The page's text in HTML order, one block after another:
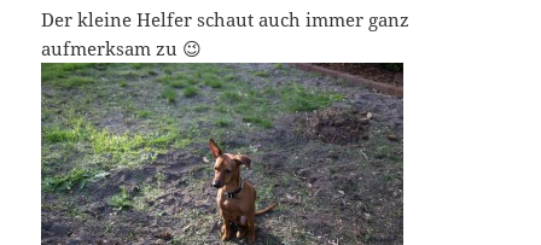
Der kleine Helfer schaut auch immer ganz
aufmerksam zu 😉